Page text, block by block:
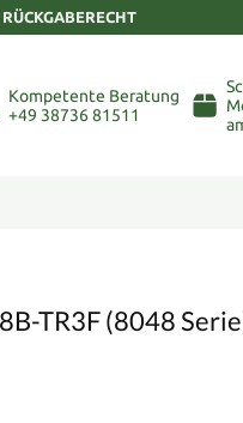
Kompetente Beratung
+49 38736 81511
TR3F (8048